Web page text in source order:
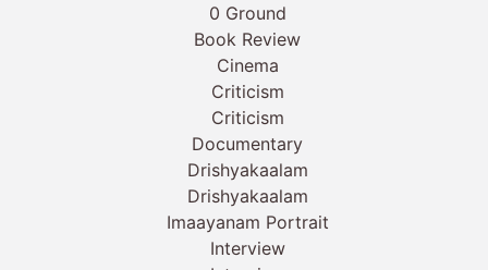
0 Ground
Book Review
Cinema
Criticism
Criticism
Documentary
Drishyakaalam
Drishyakaalam
Imaayanam Portrait
Interview